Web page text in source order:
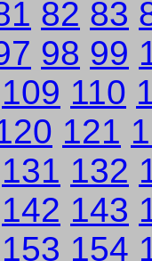
82 83
98 99
109 110
121
131 132
142 143
153 154